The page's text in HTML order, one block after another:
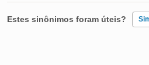
Estes sinônimos foram úteis?